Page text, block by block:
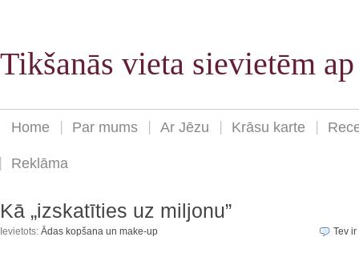
Tikšanās vieta sievietēm
Home Par mums Ar Jēzu Krāsu karte
Reklāma
Kā „izskatīties uz miljonu”
Ievietots: Ādas kopšana un make-up Tev ir